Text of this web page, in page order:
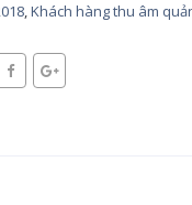
,Khách hàng thu âm